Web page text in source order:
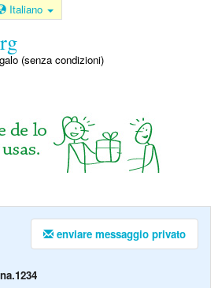
Italiano
(senza condizioni)
enviare messaggio privato